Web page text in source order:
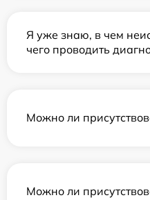
Я уже знаю, в чем
чего проводить
Можно ли
Можно ли